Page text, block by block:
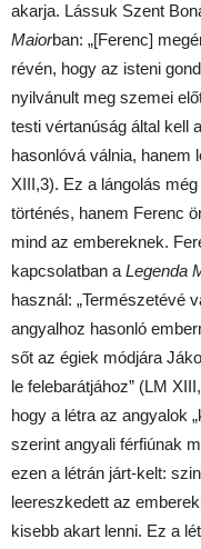
akarja. Lássuk Szent
Maiorban: „[Ferenc]
révén, hogy az isteni
nyilvánult meg szemei
testi vértanúság által kell
hasonlóvá válnia, hanem
XIII,3). Ez a lángolás
történés, hanem Ferenc
mind az embereknek.
kapcsolatban a Legenda
használ: „Természetévé
angyalhoz hasonló
sőt az égiek módjára
le felebarátjához” (LM
hogy a létra az angyalok
szerint angyali férfiúnak
ezen a létrán járt-kelt:
leereszkedett az
kisebb akart lenni. Ez a